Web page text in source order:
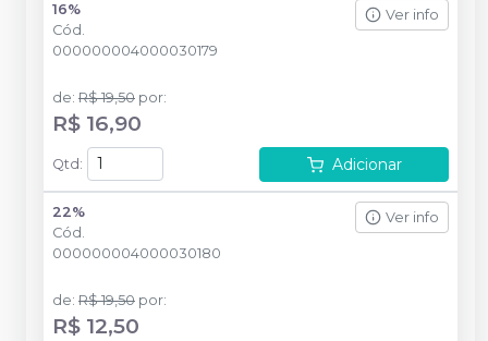
16%
Cód.
000000004000030179
Ver info
de: R$ 19,50 por:
R$ 16,90
Qtd : Adicionar
22%
Cód.
000000004000030180
Ver info
de: R$ 19,50 por:
R$ 12,50